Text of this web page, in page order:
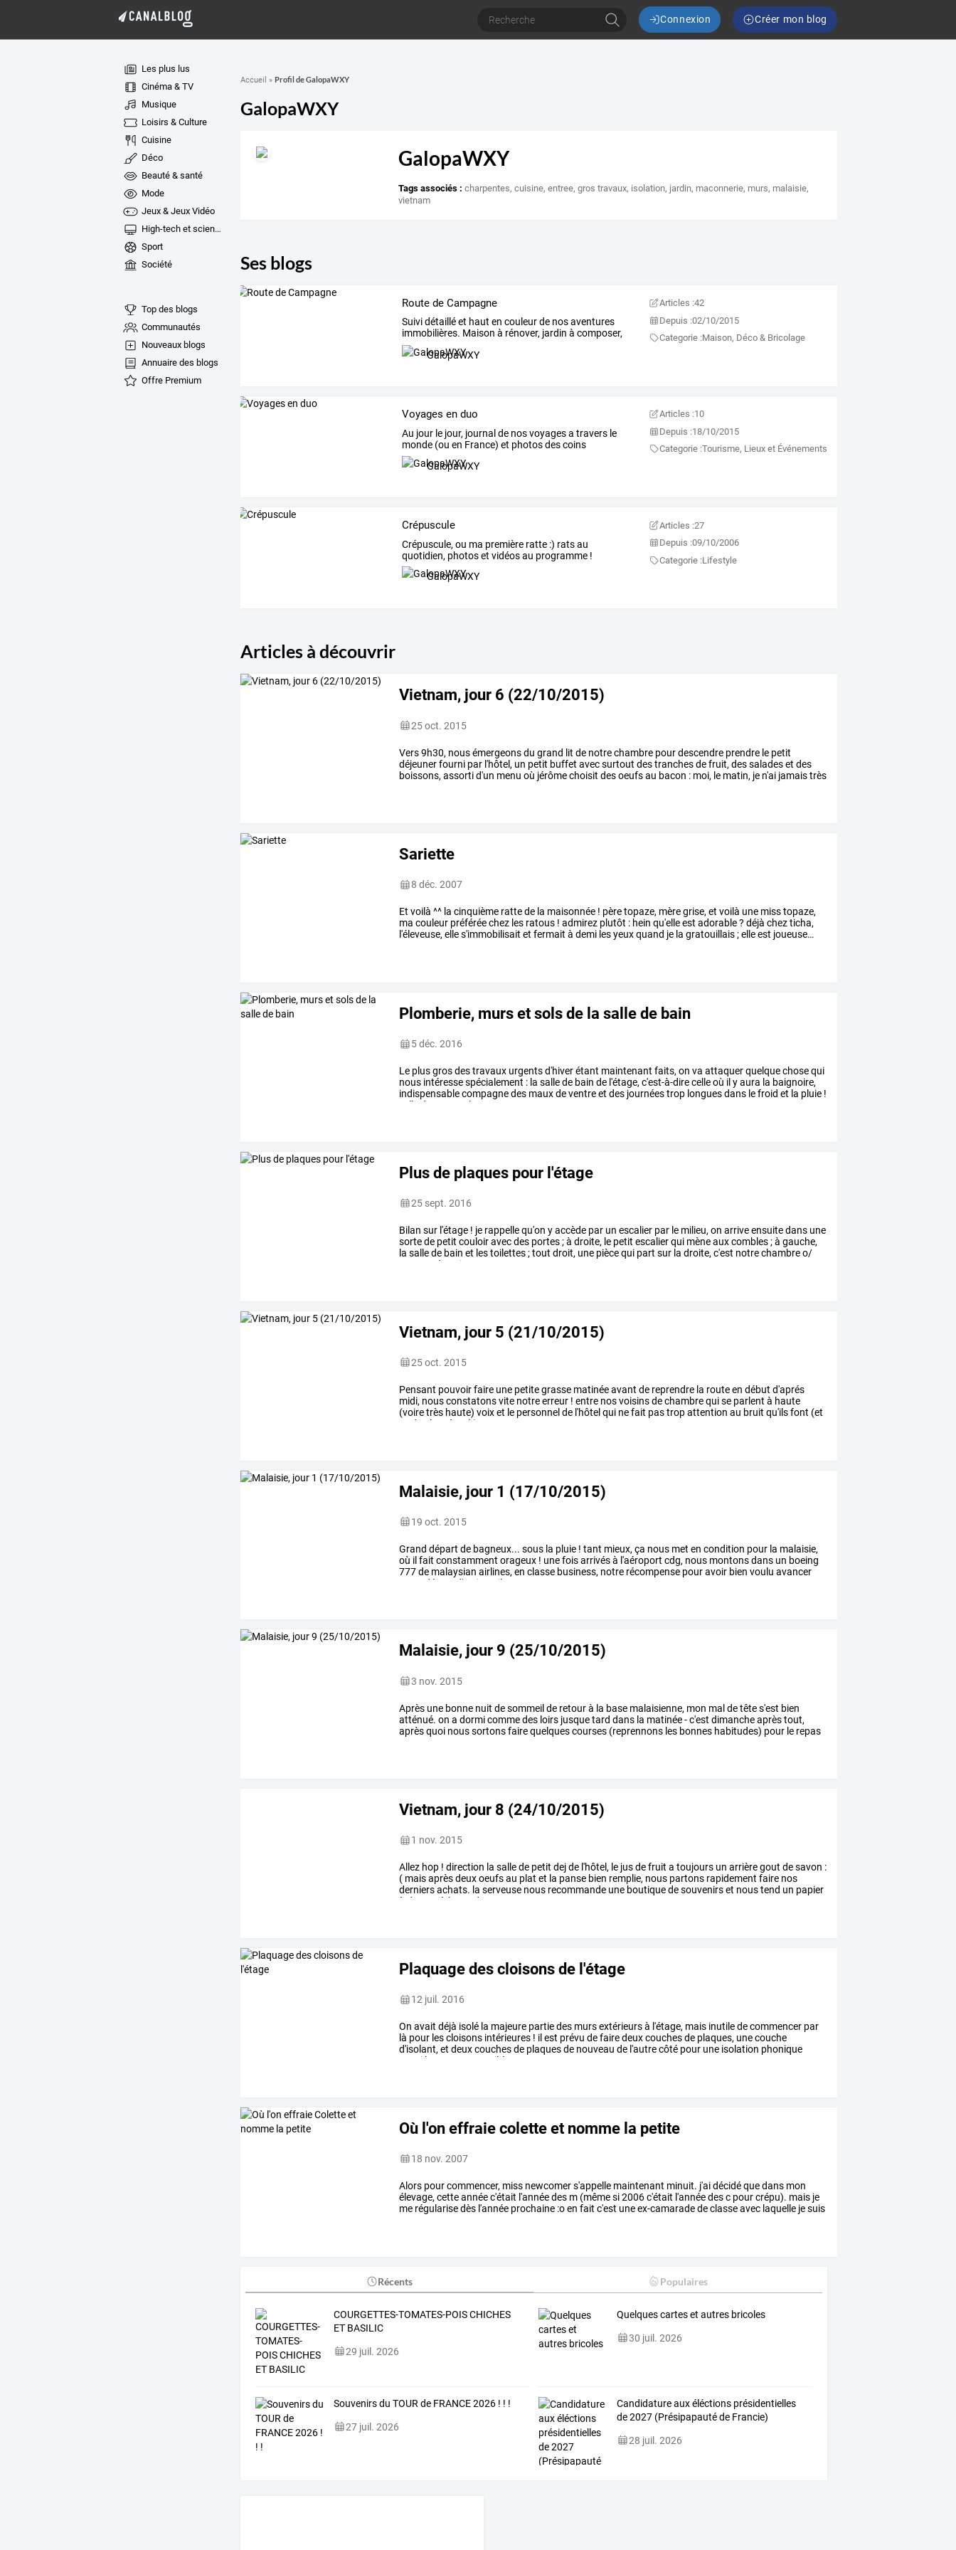
Connexion Créer mon blog
Les plus lus
Cinéma & TV
Musique
Loisirs & Culture
Cuisine
Déco
Beauté & santé
Mode
Jeux & Jeux Vidéo
High-tech et sciences
Sport
Société
Top des blogs
Communautés
Nouveaux blogs
Annuaire des blogs
Offre Premium
Accueil » Profil de GalopaWXY
GalopaWXY
GalopaWXY
Tags associés : charpentes,cuisine,entree,gros travaux, isolation, jardin, maconnerie, murs, malaisie,
vietnam
Ses blogs
Route de Campagne
Suividétailléet haut en couleurdenosaventures
immobilières. Maison à rénover,jardin à composer,
…
GalopaWXY
Articles :42
Depuis :02/10/2015
Categorie :Maison, Déco & Bricolage
Voyages en duo
Au jourlejour, journal denosvoyagesa traversle
monde(ou en France) et photosdescoins
sympas
GalopaWXY
Articles :10
Depuis :18/10/2015
Categorie :Tourisme, Lieux et Événements
Crépuscule
Crépuscule, ou ma première ratte :) rats au
quotidien, photos et vidéos au programme !
GalopaWXY
Articles :27
Depuis :09/10/2006
Categorie :Lifestyle
Articles à découvrir
Vietnam, jour 6 (22/10/2015)
25 oct. 2015
Vers9h30, nousémergeonsdu grand lit de notrechambre pourdescendre prendre le petit
déjeunerfourni par l'hôtel, un petit buffet avecsurtout destranchesdefruit, dessaladeset des
boissons, assortid'un menu où jérômechoisit desoeufsau bacon : moi, le matin, je n'ai jamaistrès
Sariette
8 déc. 2007
Et voilà ^^ la cinquième rattede la maisonnée ! pèretopaze, mèregrise,et voilà une misstopaze,
ma couleur préféréechez les ratous ! admirez plutôt : hein qu'elleest adorable? déjà chezticha,
l'éleveuse,elles'immobilisait et fermait à demi lesyeuxquand je la gratouillais;elleest joueuse…
Plomberie, murs et sols de la salle de bain
5 déc. 2016
Le plusgrosdestravaux urgentsd'hiverétant maintenant faits,on va attaquerquelquechosequi
nous intéressespécialement : la sallede bain de l'étage,c'est-à-direcelleoù il yaura la baignoire,
indispensablecompagnedes mauxdeventreet des journéestrop longuesdans lefroid et la pluie !
celle
du sous-sol
Plus de plaques pour l'étage
25 sept. 2016
Bilan sur l'étage ! je rappellequ'on yaccède par un escalier par le milieu, on arriveensuitedans une
sortede petit couloiravecdes portes;à droite, le petit escalierqui mèneauxcombles;à gauche,
la sallede bain et lestoilettes;tout droit, une piècequi part sur la droite, c'est notrechambreo/
dressing
Vietnam, jour 5 (21/10/2015)
25 oct. 2015
Pensant pouvoirfaire une petitegrasse matinéeavant de reprendre la routeen début d'aprés
midi, nousconstatonsvite notreerreur ! entre nosvoisinsdechambrequise parlent à haute
(voiretrès haute) voixet le personnel de l'hôtel qui nefait pastropattention au bruit qu'ilsfont (et
de 6h30 à 10h),
Malaisie, jour 1 (17/10/2015)
19 oct. 2015
Grand départ de bagneux... sous la pluie ! tant mieux, ça nous met en condition pour la malaisie,
où il fait constamment orageux ! unefoisarrivésà l'aéroport cdg, nous montonsdans un boeing
777de malaysian airlines, en classe business, notre récompense pouravoir bien voulu avancer
départ d'un jour. il
Malaisie, jour 9 (25/10/2015)
3 nov. 2015
Après une bonne nuit desommeilde retourà la base malaisienne, mon maldetêtes'est bien
atténué. on a dormicommedes loirs jusquetard dans la matinée-c'est dimancheaprèstout,
aprèsquoi noussortonsfairequelquescourses (reprennons les bonnes habitudes) pour le repas
Vietnam, jour 8 (24/10/2015)
1 nov. 2015
Allez hop ! direction la sallede petit dejde l'hôtel, le jusdefruit a toujours un arrièregout desavon :
( maisaprèsdeuxoeufsau plat et la panse bien remplie, nous partons rapidement faire nos
derniersachats. la serveuse nous recommande une boutiquedesouvenirset noustend un papier
à
donner à la vendeuse
Plaquage des cloisons de l'étage
12 juil. 2016
On avait déjà isolé la majeure partiedes mursextérieursà l'étage, mais inutiledecommencer par
là pour lescloisons intérieures ! il est prévu defairedeuxcouchesde plaques, unecouche
d'isolant, et deuxcouchesde plaquesde nouveau de l'autrecôté pour une isolation phonique
aussi bonne possible...
Où l'on effraie colette et nomme la petite
18 nov. 2007
Alors pourcommencer, miss newcomers'appelle maintenant minuit. j'aidécidéquedans mon
élevage, cetteannéec'était l'annéedes m (mêmesi2006c'était l'annéedesc pourcrépu). mais je
me régularisedès l'année prochaine :oen fait c'est uneex-camaradedeclasseavec laquelle jesuis
Récents Populaires
COURGETTES-TOMATES-POIS CHICHES
ET BASILIC
29 juil. 2026
Quelques cartes et autres bricoles
30 juil. 2026
Souvenirs du TOUR de FRANCE 2026 ! ! !
27 juil. 2026
Candidature aux éléctions présidentielles
de 2027 (Présipapauté de Francie)
28 juil. 2026